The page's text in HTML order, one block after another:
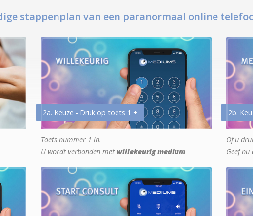
stappenplan van een paranormaal online
2a. Keuze - Druk op toets 1 +
Toets nummer 1 in.
U wordt verbonden met willekeurig medium
2b.
Of u
Geef nu